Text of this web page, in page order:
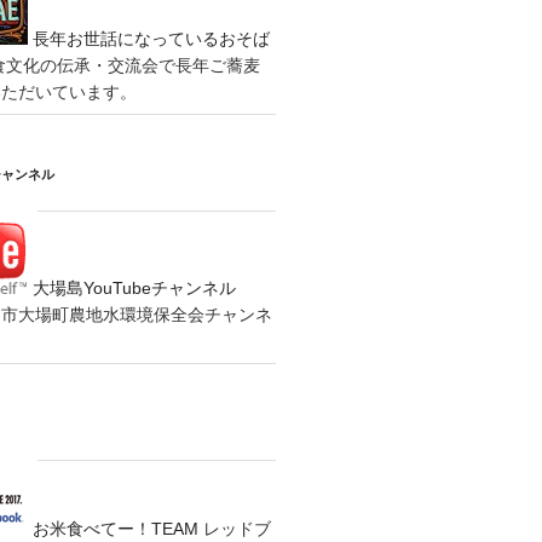
長年お世話になっているおそば
化の伝承・交流会で長年ご蕎麦
だいています。
ンネル
大場島YouTubeチャンネル
大場町農地水環境保全会チャンネ
お米食べてー！TEAM レッドブ